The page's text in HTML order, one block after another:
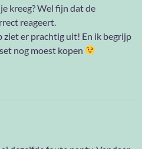
kreeg? Wel fijn dat de
reageert.
ziet er prachtig uit! En ik begrijp
nog moest kopen